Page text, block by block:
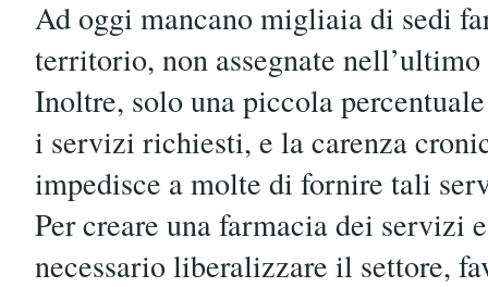
Ad oggi mancano migliaia di sedi
territorio, non assegnate
Inoltre, solo una piccola
i servizi richiesti, e la carenza
impedisce a molte di fornire tali
Per creare una farmacia dei servizi
necessario liberalizzare il settore,